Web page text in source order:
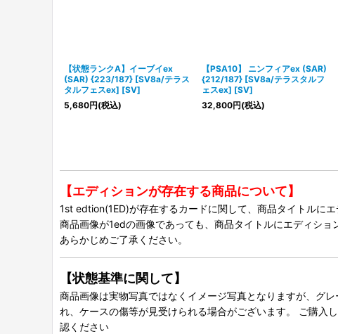
【状態ランクA】イーブイex
(SAR) {223/187} [SV8a/テラス
タルフェスex] [SV]
5,680円(税込)
【PSA10】 ニンフィアex (SAR)
{212/187} [SV8a/テラスタルフ
ェスex] [SV]
32,800円(税込)
【エディションが存在する商品について】
1st edtion(1ED)が存在するカードに関して、商品タイトルに
商品画像が1edの画像であっても、商品タイトルにエディショ
あらかじめご了承ください。
【状態基準に関して】
商品画像は実物写真ではなくイメージ写真となりますが、グ
れ、ケースの傷等が見受けられる場合がございます。 ご購入
認ください